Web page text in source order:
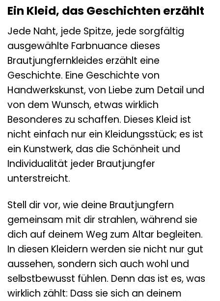
Ein Kleid, das Geschichten erzählt
Jede Naht, jede Spitze, jede sorgfältig
ausgewählte Farbnuance dieses
Brautjungfernkleides erzählt eine
Geschichte. Eine Geschichte von
Handwerkskunst, von Liebe zum Detail und
von dem Wunsch, etwas wirklich
Besonderes zu schaffen. Dieses Kleid ist
nicht einfach nur ein Kleidungsstück; es ist
ein Kunstwerk, das die Schönheit und
Individualität jeder Brautjungfer
unterstreicht.
Stell dir vor, wie deine Brautjungfern
gemeinsam mit dir strahlen, während sie
dich auf deinem Weg zum Altar begleiten.
In diesen Kleidern werden sie nicht nur gut
aussehen, sondern sich auch wohl und
selbstbewusst fühlen. Denn das ist es, was
wirklich zählt: Dass sie sich an deinem